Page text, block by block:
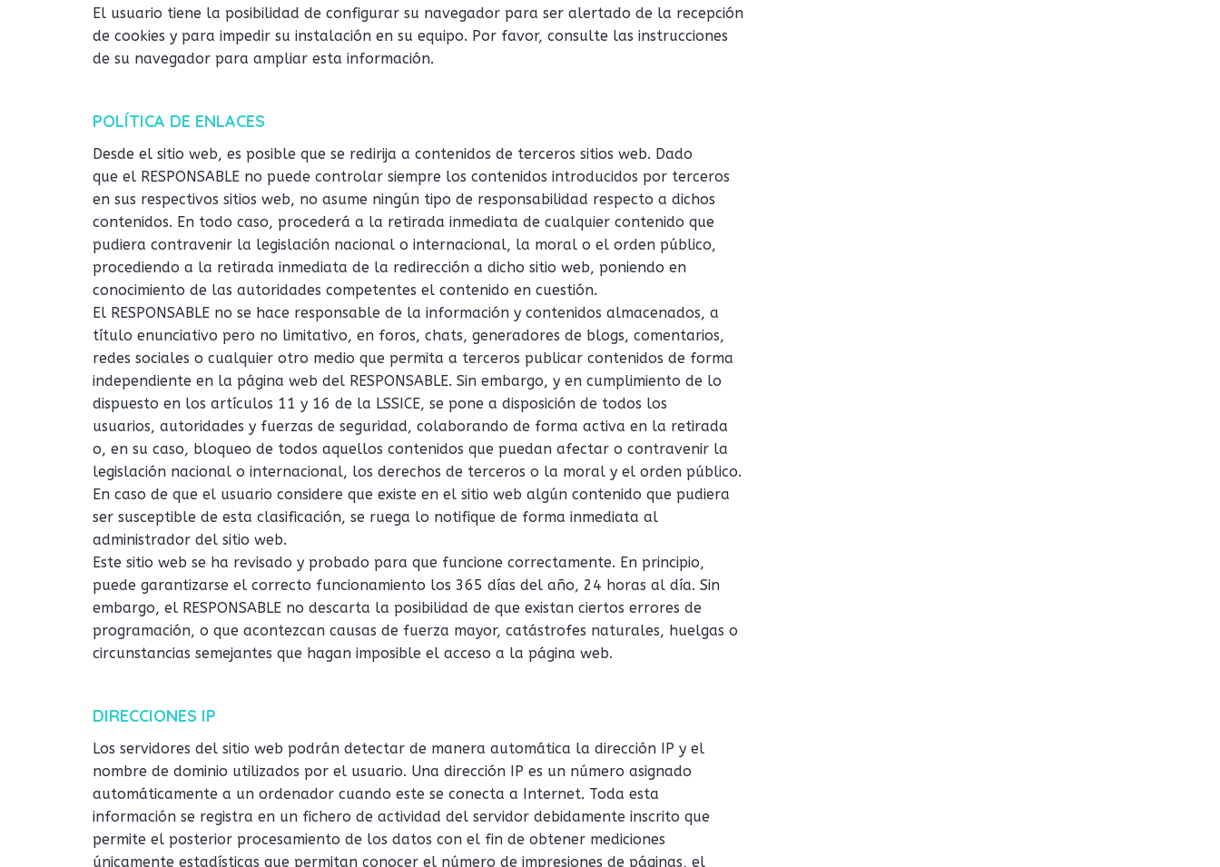
El usuario tiene la posibilidad de configurar su navegador para ser alertado de la recepción
de cookies y para impedir su instalación en su equipo. Por favor, consulte las instrucciones
de su navegador para ampliar esta información.
POLÍTICA DE ENLACES
Desde el sitio web, es posible que se redirija a contenidos de terceros sitios web. Dado
que el RESPONSABLE no puede controlar siempre los contenidos introducidos por terceros
en sus respectivos sitios web, no asume ningún tipo de responsabilidad respecto a dichos
contenidos. En todo caso, procederá a la retirada inmediata de cualquier contenido que
pudiera contravenir la legislación nacional o internacional, la moral o el orden público,
procediendo a la retirada inmediata de la redirección a dicho sitio web, poniendo en
conocimiento de las autoridades competentes el contenido en cuestión.
El RESPONSABLE no se hace responsable de la información y contenidos almacenados, a
título enunciativo pero no limitativo, en foros, chats, generadores de blogs, comentarios,
redes sociales o cualquier otro medio que permita a terceros publicar contenidos de forma
independiente en la página web del RESPONSABLE. Sin embargo, y en cumplimiento de lo
dispuesto en los artículos 11 y 16 de la LSSICE, se pone a disposición de todos los
usuarios, autoridades y fuerzas de seguridad, colaborando de forma activa en la retirada
o, en su caso, bloqueo de todos aquellos contenidos que puedan afectar o contravenir la
legislación nacional o internacional, los derechos de terceros o la moral y el orden público.
En caso de que el usuario considere que existe en el sitio web algún contenido que pudiera
ser susceptible de esta clasificación, se ruega lo notifique de forma inmediata al
administrador del sitio web.
Este sitio web se ha revisado y probado para que funcione correctamente. En principio,
puede garantizarse el correcto funcionamiento los 365 días del año, 24 horas al día. Sin
embargo, el RESPONSABLE no descarta la posibilidad de que existan ciertos errores de
programación, o que acontezcan causas de fuerza mayor, catástrofes naturales, huelgas o
circunstancias semejantes que hagan imposible el acceso a la página web.
DIRECCIONES IP
Los servidores del sitio web podrán detectar de manera automática la dirección IP y el
nombre de dominio utilizados por el usuario. Una dirección IP es un número asignado
automáticamente a un ordenador cuando este se conecta a Internet. Toda esta
información se registra en un fichero de actividad del servidor debidamente inscrito que
permite el posterior procesamiento de los datos con el fin de obtener mediciones
únicamente estadísticas que permitan conocer el número de impresiones de páginas, el